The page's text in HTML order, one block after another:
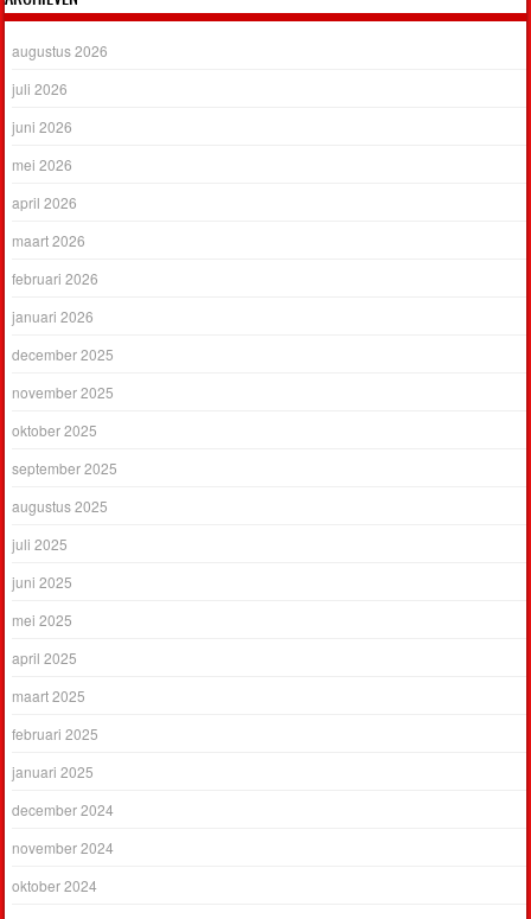
augustus 2026
juli 2026
juni 2026
mei 2026
april 2026
maart 2026
februari 2026
januari 2026
december 2025
november 2025
oktober 2025
september 2025
augustus 2025
juli 2025
juni 2025
mei 2025
april 2025
maart 2025
februari 2025
januari 2025
december 2024
november 2024
oktober 2024